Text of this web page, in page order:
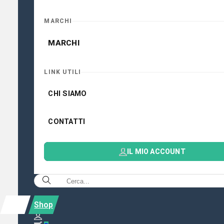
MARCHI
MARCHI
LINK UTILI
CHI SIAMO
CONTATTI
IL MIO ACCOUNT
Shop